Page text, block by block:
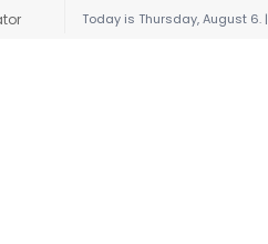
Today is Thursday, August 6. |